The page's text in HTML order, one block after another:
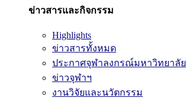
ข่าวสารและกิจกรรม
Highlights
ข่าวสารทั้งหมด
ประกาศจุฬาลงกรณ์มหาวิทยาลัย
ข่าวจุฬาฯ
งานวิจัยและนวัตกรรม